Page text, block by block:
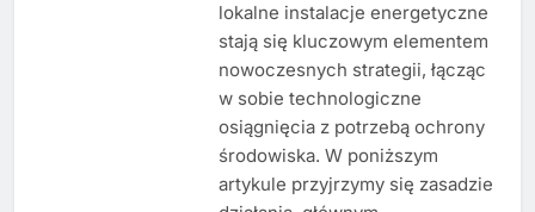
lokalne instalacje energetyczne
stają się kluczowym elementem
nowoczesnych strategii, łącząc
w sobie technologiczne
osiągnięcia z potrzebą ochrony
środowiska. W poniższym
artykule przyjrzymy się zasadzie